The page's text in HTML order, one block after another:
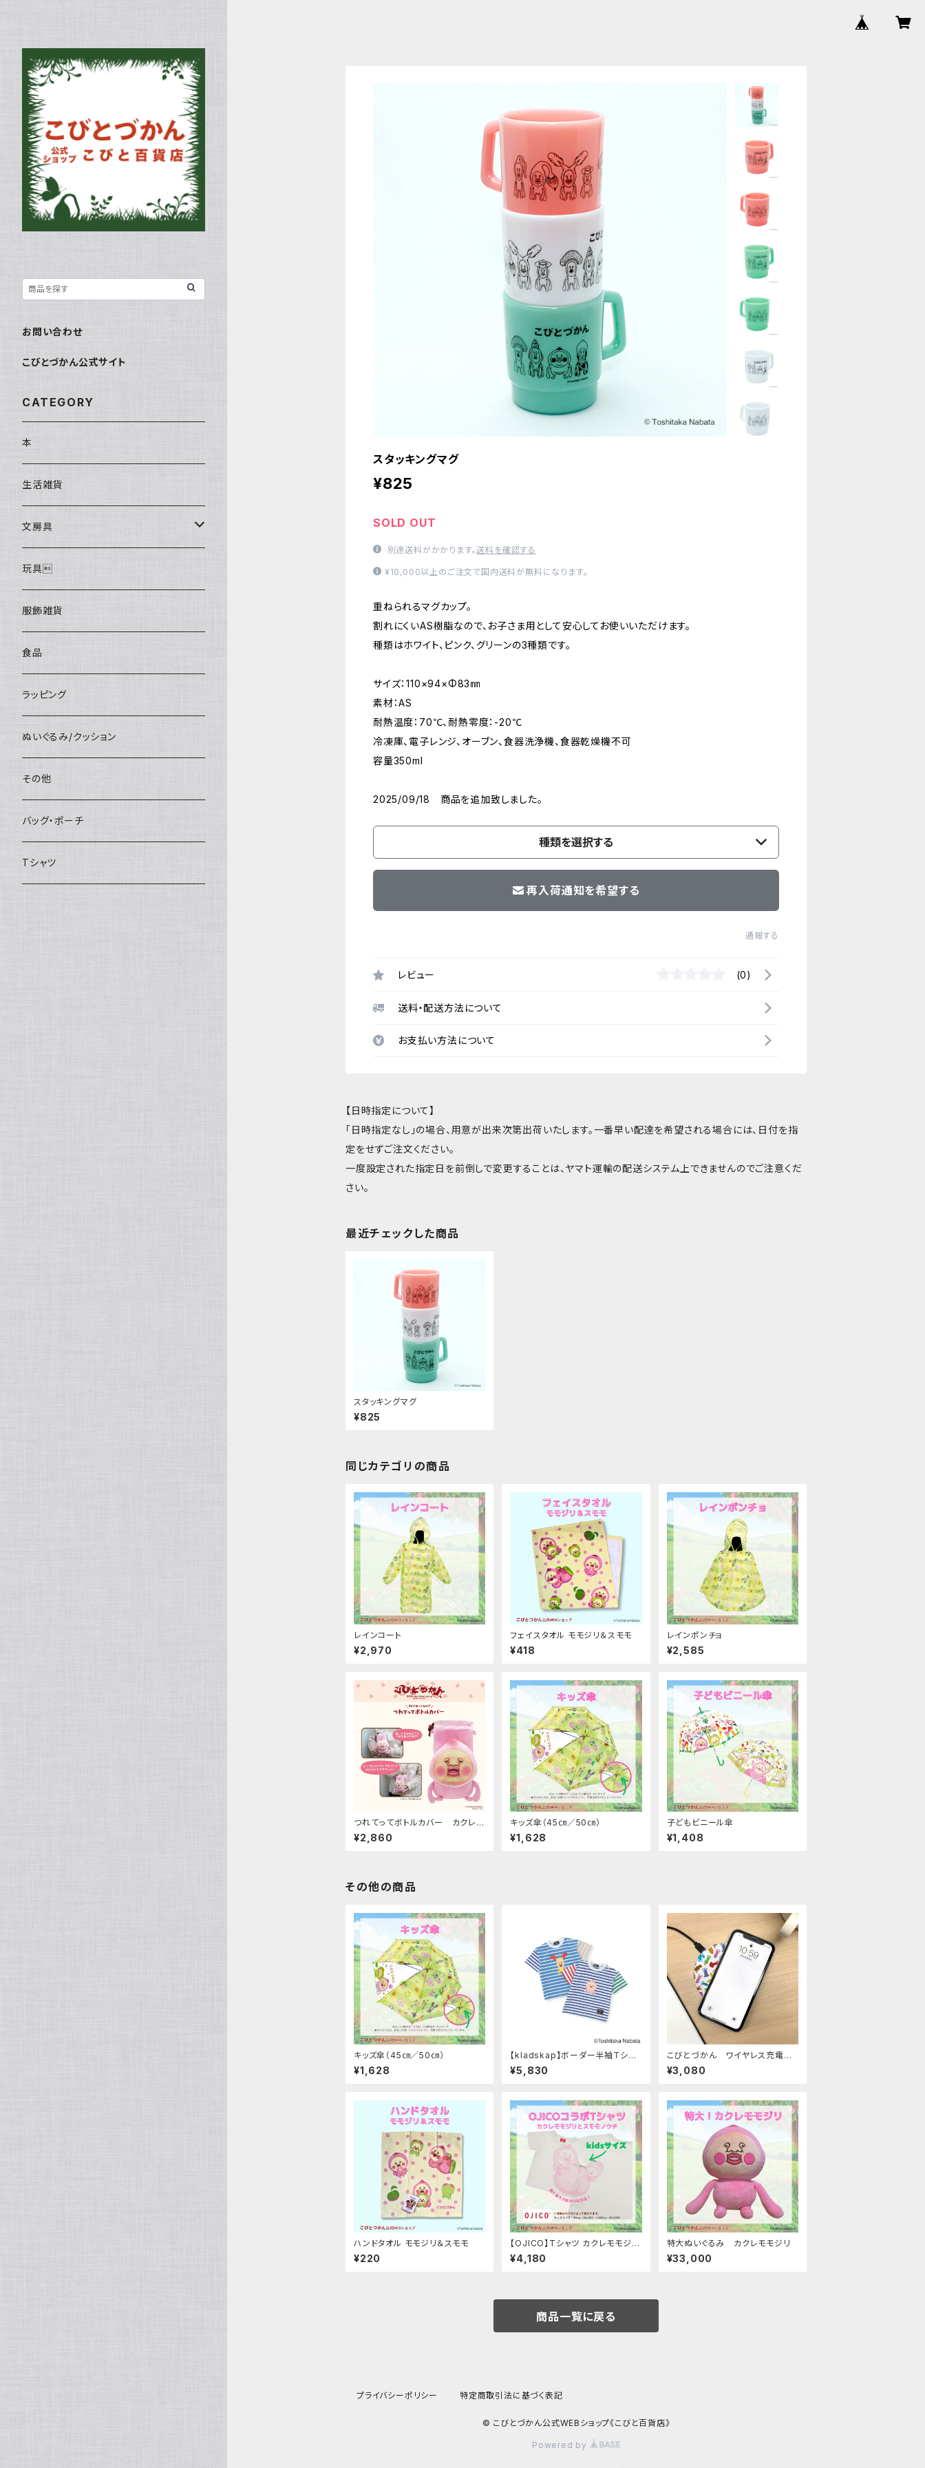
スタッキングマグ
¥825
SOLD OUT
別途送料がかかります。送料を確認する
¥10,000以上のご注文で国内送料が無料になります。
重ねられるマグカップ。
割れにくいAS樹脂なので、お子さま用として安心してお使いいただけます。
種類はホワイト、ピンク、グリーンの3種類です。
サイズ：110×94×Φ83㎜
素材：AS
耐熱温度：70℃、耐熱零度：-20℃
冷凍庫、電子レンジ、オーブン、食器洗浄機、食器乾燥機不可
容量350ml
2025/09/18 商品を追加致しました。
種類を選択する
再入荷通知を希望する
通報する
レビュー (0)
送料・配送方法について
お支払い方法について
【日時指定について】
「日時指定なし」の場合、用意が出来次第出荷いたします。一番早い配達を希望される場合には、日付を指
定をせずご注文ください。
一度設定された指定日を前倒しで変更することは、ヤマト運輸の配送システム上できませんのでご注意くだ
さい。
最近チェックした商品
スタッキングマグ
¥825
同じカテゴリの商品
レインコート
¥2,970
フェイスタオル モモジリ＆スモモ
¥418
レインポンチョ
¥2,585
つれてってボトルカバー カクレモ
モジリ
¥2,860
キッズ傘（45㎝／50㎝）
¥1,628
子どもビニール傘
¥1,408
その他の商品
キッズ傘（45㎝／50㎝）
¥1,628
【kladskap】ボーダー半袖Ｔシャ
ツ
¥5,830
こびとづかん ワイヤレス充電器1
0W
¥3,080
ハンドタオル モモジリ＆スモモ
¥220
【OJICO】Tシャツ カクレモモジリ
とスモモノウチ（キッズサイズ）※サ
イズ別価格
¥4,180
特大ぬいぐるみ カクレモモジリ
¥33,000
商品一覧に戻る
お問い合わせ
こびとづかん公式サイト
CATEGORY
本
生活雑貨
文房具
ポストカード
玩具
服飾雑貨
食品
ラッピング
ぬいぐるみ/クッション
その他
バッグ・ポーチ
Tシャツ
プライバシーポリシー 特定商取引法に基づく表記
© こびとづかん公式WEBショップ《こびと百貨店》
Powered by